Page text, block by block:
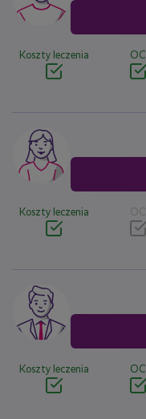
Koszty leczenia OC
Image
Koszty leczenia OC
Image
Koszty leczenia OC